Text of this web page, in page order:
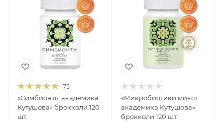
75
«Симбионты академика
Кутушова» брокколи 120
шт.
«Микробиотики микст
академика Кутушова»
брокколи 120 шт.